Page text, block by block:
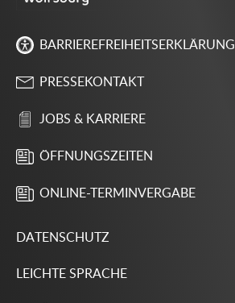
BARRIEREFREIHEITSERKLÄRUNG
PRESSEKONTAKT
JOBS & KARRIERE
ÖFFNUNGSZEITEN
ONLINE-TERMINVERGABE
DATENSCHUTZ
LEICHTE SPRACHE